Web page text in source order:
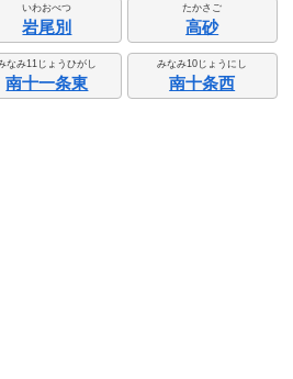
いわおべつ
岩尾別
たかさご
高砂
なみ11じょうひがし
南十一条東
みなみ10じょうにし
南十条西